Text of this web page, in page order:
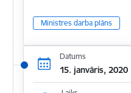
Ministres darba plāns
Datums
15. janvāris, 2020